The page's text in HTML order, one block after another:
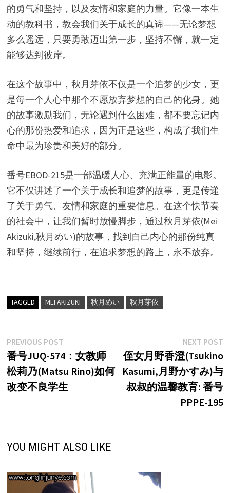
的勇气和坚持，以及友情和家庭的力量。它像一本生
动的教科书，教会我们关于成长的真谛——无论梦想
多么遥远，只要勇敢迈出第一步，坚持不懈，就一定
能够达到彼岸。
在这个故事中，秋月芽依不仅是一个追梦的少女，更
是每一个人心中那个不愿放弃梦想的自己的化身。她
的故事激励我们，无论遇到什么困难，都不要忘记内
心的那份热爱和追求，因为正是这些，构成了我们生
命中最为珍贵和美好的部分。
番号EBOD-215是一部温暖人心、充满正能量的电影。
它不仅讲述了一个关于成长和追梦的故事，更是传递
了关于勇气、友情和家庭的重要信息。在这个快节奏
的社会中，让我们暂时放慢脚步，通过秋月芽依(Mei
Akizuki,秋月めい)的故事，找到自己内心的那份纯真
和坚持，继续前行，在追求梦想的路上，永不放弃。
TAGGED MEI AKIZUKI 秋月めい 秋月芽依
文
章
导
PREVIOUS POSTPrevious
post:
番号JUQ-574：女教师
松莉乃(Matsu Rino)如何
改变不良学生
NEXT POST
侄女月野香澄(Tsukino
Kasumi,月野かすみ)与
叔叔的温馨教育: 番号
PPPE-195
YOU MIGHT ALSO LIKE